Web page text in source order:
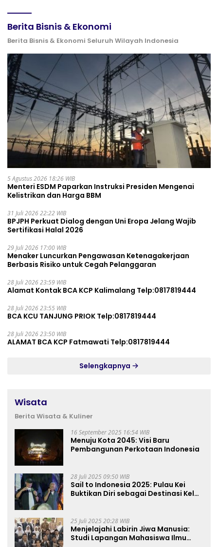
Berita Bisnis & Ekonomi
Berita Bisnis & Ekonomi Seluruh Wilayah Indonesia
5 Agustus 2026 18:26 WIB
Menteri ESDM Paparkan Instruksi Presiden Mengenai
Kelistrikan dan Harga BBM
31 Juli 2026 22:22 WIB
BPJPH Perkuat Dialog dengan Uni Eropa Jelang Wajib
Sertifikasi Halal 2026
29 Juli 2026 17:00 WIB
Menaker Luncurkan Pengawasan Ketenagakerjaan
Berbasis Risiko untuk Cegah Pelanggaran
28 Juli 2026 23:59 WIB
Alamat Kontak BCA KCP Kalimalang Telp:0817819444
28 Juli 2026 23:55 WIB
BCA KCU TANJUNG PRIOK Telp:0817819444
28 Juli 2026 23:50 WIB
ALAMAT BCA KCP Fatmawati Telp:0817819444
Selengkapnya
Wisata
Berita Wisata & Kuliner
16 September 2025 16:54 WIB
Menuju Kota 2045: Visi Baru
Pembangunan Perkotaan Indonesia
28 Juli 2025 09:50 WIB
Sail to Indonesia 2025: Pulau Kei
Buktikan Diri sebagai Destinasi Kelas
25 Juli 2025 20:28 WIB
Menjelajahi Labirin Jiwa Manusia:
Studi Lapangan Mahasiswa Ilmu